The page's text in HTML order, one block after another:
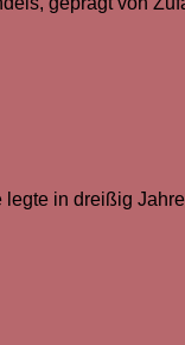
in dreißig